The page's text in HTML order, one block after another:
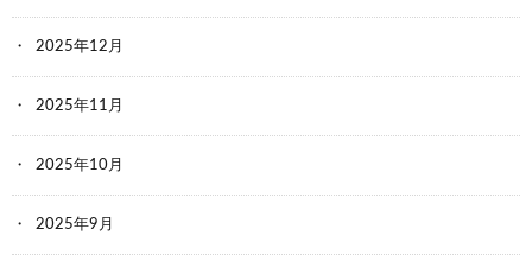
2025年12月
2025年11月
2025年10月
2025年9月